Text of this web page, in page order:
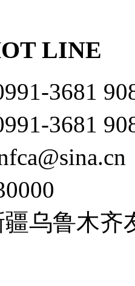
LINE
0991-
0991-
鲁木齐